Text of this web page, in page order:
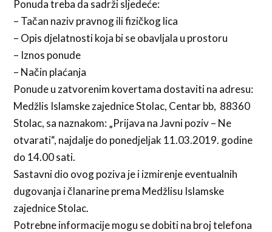
Ponuda treba da sadrži sljedeće:
– Tačan naziv pravnog ili fizičkog lica
– Opis djelatnosti koja bi se obavljala u prostoru
– Iznos ponude
– Način plaćanja
Ponude u zatvorenim kovertama dostaviti na adresu:
Medžlis Islamske zajednice Stolac, Centar bb, 88360
Stolac, sa naznakom: „Prijava na Javni poziv – Ne
otvarati“, najdalje do ponedjeljak 11.03.2019. godine
do 14.00 sati.
Sastavni dio ovog poziva je i izmirenje eventualnih
dugovanja i članarine prema Medžlisu Islamske
zajednice Stolac.
Potrebne informacije mogu se dobiti na broj telefona